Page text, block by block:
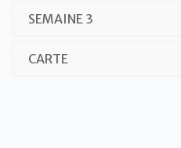
SEMAINE 3
CARTE